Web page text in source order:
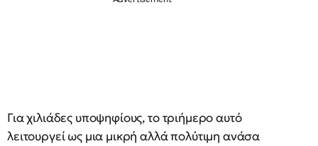
Για χιλιάδες υποψηφίους, το τριήμερο αυτό
λειτουργεί ως μια μικρή αλλά πολύτιμη ανάσα